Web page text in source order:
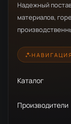
Надежный
материалов,
Каталог
Производители